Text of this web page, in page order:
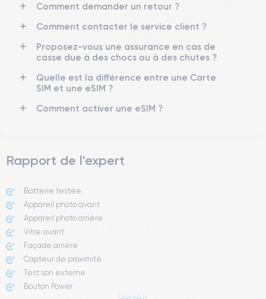
5G Oui, tous opérateurs
Si vous souhaitez découvrir toutes les caractéristiques de ce
smartphone, vous pouvez consulter lafiche technique de l'iPhone
Comment demander un retour ?
Comment contacter le service client ?
Proposez-vous une assurance en cas de
casse due à des chocs ou à des chutes ?
Quelle est la différence entre une Carte
SIM et une eSIM ?
Comment activer une eSIM ?
Rapport de l'expert
Batterie testée
Appareil photo avant
Appareil photo arrière ​
Vitre avant ​
Façade arrière
Capteur de proximité
Test son externe
Bouton Power